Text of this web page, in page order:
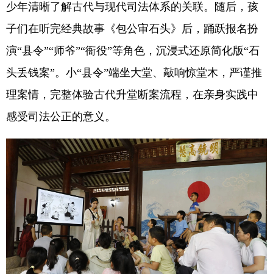
少年清晰了解古代与现代司法体系的关联。随后，孩
子们在听完经典故事《包公审石头》后，踊跃报名扮
演“县令”“师爷”“衙役”等角色，沉浸式还原简化版“石
头丢钱案”。小“县令”端坐大堂、敲响惊堂木，严谨推
理案情，完整体验古代升堂断案流程，在亲身实践中
感受司法公正的意义。